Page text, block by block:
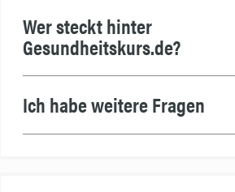
Wer steckt hinter
Gesundheitskurs.de?
Ich habe weitere Fragen